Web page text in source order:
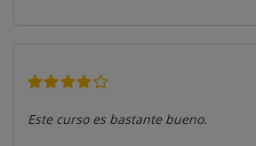
Este curso es bastante bueno.